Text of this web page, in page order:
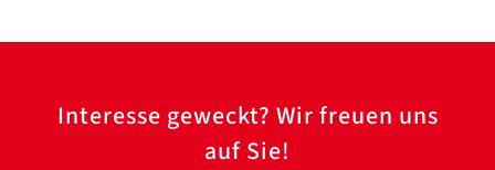
Interesse geweckt? Wir freuen uns
auf Sie!